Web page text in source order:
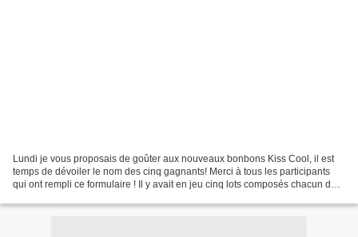
Lundi je vous proposais de goûter aux nouveaux bonbons Kiss Cool, il est
temps de dévoiler le nom des cinq gagnants! Merci à tous les participants
qui ont rempli ce formulaire ! Il y avait en jeu cinq lots composés chacun de